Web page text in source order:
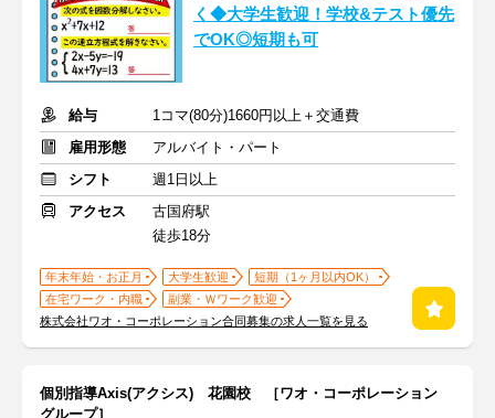
く◆大学生歓迎！学校&テスト優先
でOK◎短期も可
給与
1コマ(80分)1660円以上＋交通費
雇用形態
アルバイト・パート
シフト
週1日以上
アクセス
古国府駅
徒歩18分
年末年始・お正月 大学生歓迎
短期（1ヶ月以内OK）
在宅ワーク・内職
副業・Ｗワーク歓迎
株式会社ワオ・コーポレーション合同募集の求人一覧を見る
個別指導Axis(アクシス) 花園校 ［ワオ・コーポレーション
グループ］